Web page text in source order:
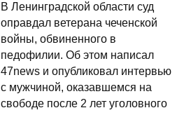
В Ленинградской области суд
оправдал ветерана чеченской
войны, обвиненного в
педофилии. Об этом написал
47news и опубликовал интервью
с мужчиной, оказавшемся на
свободе после 2 лет уголовного